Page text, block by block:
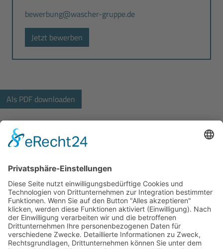
bewerbung@wascher-gruppe.de
Jetzt bewerben
Hochstrasse 84
23554 Lübeck
+49 451 290492-33
bewerbung@wascher-gruppe.de